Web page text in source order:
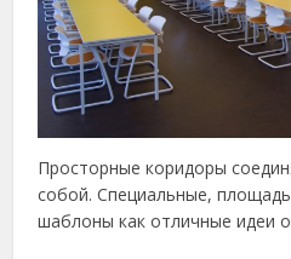
Просторные коридоры
собой. Специальные,
шаблоны как отличные идеи